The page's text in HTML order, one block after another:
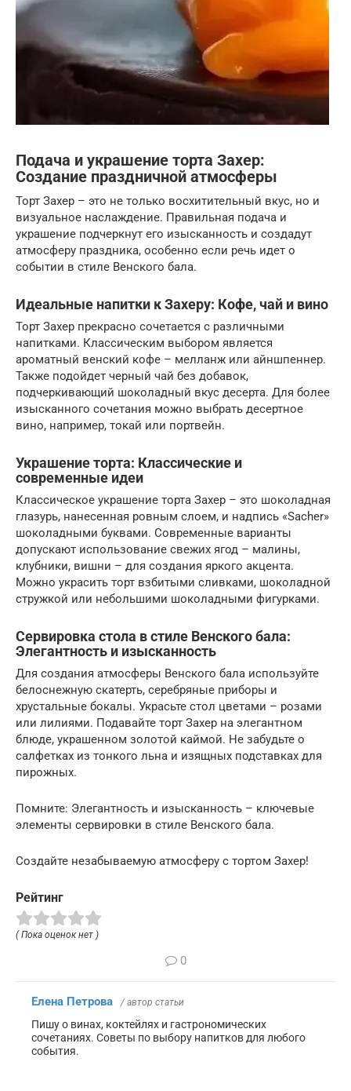
Подача и украшение торта Захер:
Создание праздничной атмосферы
Торт Захер – это не только восхитительный вкус, но и
визуальное наслаждение. Правильная подача и
украшение подчеркнут его изысканность и создадут
атмосферу праздника, особенно если речь идет о
событии в стиле Венского бала.
Идеальные напитки к Захеру: Кофе, чай и вино
Торт Захер прекрасно сочетается с различными
напитками. Классическим выбором является
ароматный венский кофе – мелланж или айншпеннер.
Также подойдет черный чай без добавок,
подчеркивающий шоколадный вкус десерта. Для более
изысканного сочетания можно выбрать десертное
вино, например, токай или портвейн.
Украшение торта: Классические и
современные идеи
Классическое украшение торта Захер – это шоколадная
глазурь, нанесенная ровным слоем, и надпись «Sacher»
шоколадными буквами. Современные варианты
допускают использование свежих ягод – малины,
клубники, вишни – для создания яркого акцента.
Можно украсить торт взбитыми сливками, шоколадной
стружкой или небольшими шоколадными фигурками.
Сервировка стола в стиле Венского бала:
Элегантность и изысканность
Для создания атмосферы Венского бала используйте
белоснежную скатерть, серебряные приборы и
хрустальные бокалы. Украсьте стол цветами – розами
или лилиями. Подавайте торт Захер на элегантном
блюде, украшенном золотой каймой. Не забудьте о
салфетках из тонкого льна и изящных подставках для
пирожных.
Помните: Элегантность и изысканность – ключевые
элементы сервировки в стиле Венского бала.
Создайте незабываемую атмосферу с тортом Захер!
Рейтинг
( Пока оценок нет )
0
Елена Петрова / автор статьи
Пишу о винах, коктейлях и гастрономических
сочетаниях. Советы по выбору напитков для любого
события.